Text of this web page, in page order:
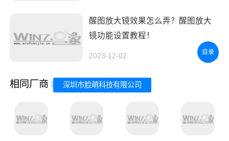
醒图放大镜效果怎么弄？醒图放大
镜功能设置教程！
2023-12-02 41
相同厂商 深圳市脸萌科技有限公司
目录